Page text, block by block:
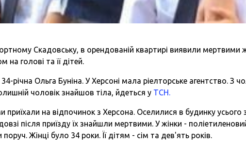
Скадовську, в орендованій квартирі виявили мертвими
голові та її дітей.
річна Ольга Буніна. У Херсоні мала ріелторське агентство. З
чоловік знайшов тіла, йдеться у ТСН.
приїхали на відпочинок з Херсона. Оселилися в будинку усього
після приїзду їх знайшли мертвими. У жінки -
поруч. Жінці було 34 роки. Її дітям - сім та дев'ять років.